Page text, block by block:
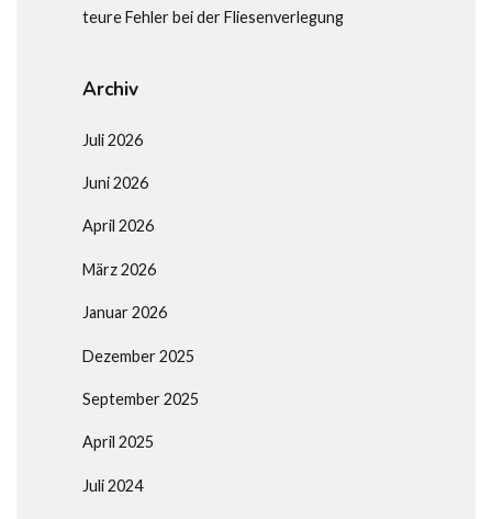
teure Fehler bei der Fliesenverlegung
Archiv
Juli 2026
Juni 2026
April 2026
März 2026
Januar 2026
Dezember 2025
September 2025
April 2025
Juli 2024